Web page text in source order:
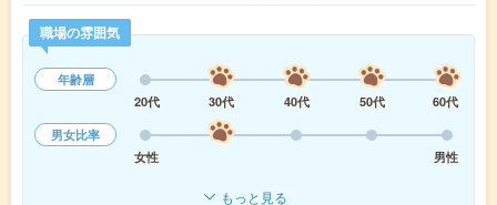
職場の雰囲気
年齢層
20代
30代 40代 50代
60代
男女比率
女性
男性
もっと見る